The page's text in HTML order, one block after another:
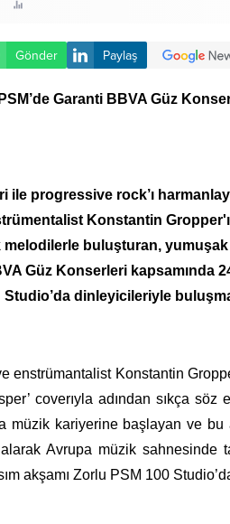
Gönder Paylaş
Garanti BBVA Güz
ile progressive rock’ı
Konstantin
buluşturan, yumuşak
Güz Konserleri kapsamında
Studio’da dinleyicileriyle
enstrümantalist Konstantin
coverıyla adından sıkça
müzik kariyerine başlayan ve
Avrupa müzik sahnesinde
akşamı Zorlu PSM 100